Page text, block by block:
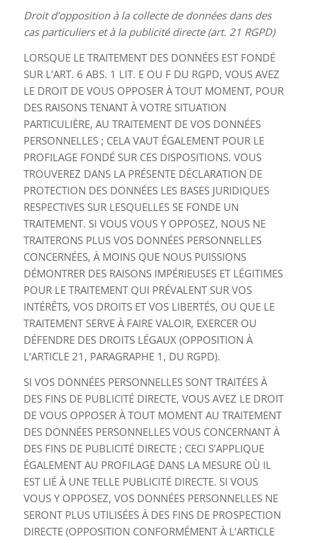
Droit d’opposition à la collecte de données dans des
cas particuliers et à la publicité directe (art. 21 RGPD)
LORSQUE LE TRAITEMENT DES DONNÉES EST FONDÉ
SUR L’ART. 6 ABS. 1 LIT. E OU F DU RGPD, VOUS AVEZ
LE DROIT DE VOUS OPPOSER À TOUT MOMENT, POUR
DES RAISONS TENANT À VOTRE SITUATION
PARTICULIÈRE, AU TRAITEMENT DE VOS DONNÉES
PERSONNELLES ; CELA VAUT ÉGALEMENT POUR LE
PROFILAGE FONDÉ SUR CES DISPOSITIONS. VOUS
TROUVEREZ DANS LA PRÉSENTE DÉCLARATION DE
PROTECTION DES DONNÉES LES BASES JURIDIQUES
RESPECTIVES SUR LESQUELLES SE FONDE UN
TRAITEMENT. SI VOUS VOUS Y OPPOSEZ, NOUS NE
TRAITERONS PLUS VOS DONNÉES PERSONNELLES
CONCERNÉES, À MOINS QUE NOUS PUISSIONS
DÉMONTRER DES RAISONS IMPÉRIEUSES ET LÉGITIMES
POUR LE TRAITEMENT QUI PRÉVALENT SUR VOS
INTÉRÊTS, VOS DROITS ET VOS LIBERTÉS, OU QUE LE
TRAITEMENT SERVE À FAIRE VALOIR, EXERCER OU
DÉFENDRE DES DROITS LÉGAUX (OPPOSITION À
L’ARTICLE 21, PARAGRAPHE 1, DU RGPD).
SI VOS DONNÉES PERSONNELLES SONT TRAITÉES À
DES FINS DE PUBLICITÉ DIRECTE, VOUS AVEZ LE DROIT
DE VOUS OPPOSER À TOUT MOMENT AU TRAITEMENT
DES DONNÉES PERSONNELLES VOUS CONCERNANT À
DES FINS DE PUBLICITÉ DIRECTE ; CECI S’APPLIQUE
ÉGALEMENT AU PROFILAGE DANS LA MESURE OÙ IL
EST LIÉ À UNE TELLE PUBLICITÉ DIRECTE. SI VOUS
VOUS Y OPPOSEZ, VOS DONNÉES PERSONNELLES NE
SERONT PLUS UTILISÉES À DES FINS DE PROSPECTION
DIRECTE (OPPOSITION CONFORMÉMENT À L’ARTICLE